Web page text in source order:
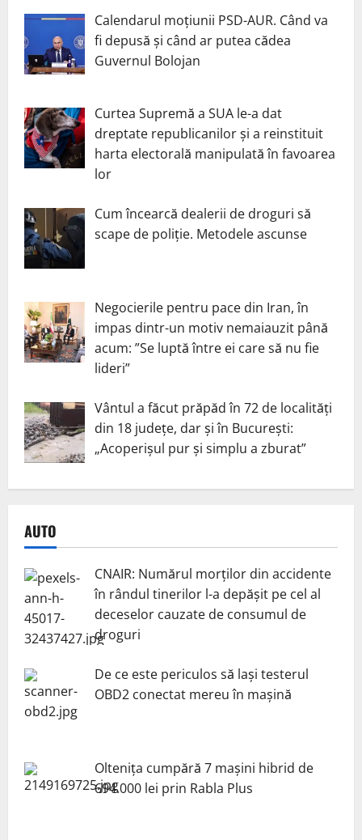
Calendarul moțiunii PSD-AUR. Când va
fi depusă și când ar putea cădea
Guvernul Bolojan
Curtea Supremă a SUA le-a dat
dreptate republicanilor și a reinstituit
harta electorală manipulată în favoarea
lor
Cum încearcă dealerii de droguri să
scape de poliție. Metodele ascunse
Negocierile pentru pace din Iran, în
impas dintr-un motiv nemaiauzit până
acum: ”Se luptă între ei care să nu fie
lideri”
Vântul a făcut prăpăd în 72 de localități
din 18 județe, dar și în București:
„Acoperișul pur și simplu a zburat”
AUTO
CNAIR: Numărul morților din accidente
în rândul tinerilor l-a depășit pe cel al
deceselor cauzate de consumul de
droguri
De ce este periculos să lași testerul
OBD2 conectat mereu în mașină
Oltenița cumpără 7 mașini hibrid de
694.000 lei prin Rabla Plus